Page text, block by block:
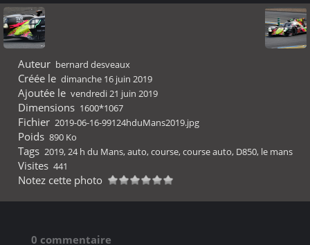
Auteur bernard desveaux
Créée le dimanche 16 juin 2019
Ajoutée le vendredi 21 juin 2019
Dimensions 1600*1067
Fichier 2019-06-16-99124hduMans2019.jpg
Poids 890 Ko
Tags 2019,24 h du Mans,auto,course,course auto, D850, le mans
Visites 441
Notez cette photo
0 commentaire